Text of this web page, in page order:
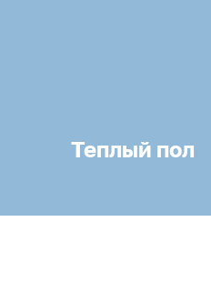
Теплый пол